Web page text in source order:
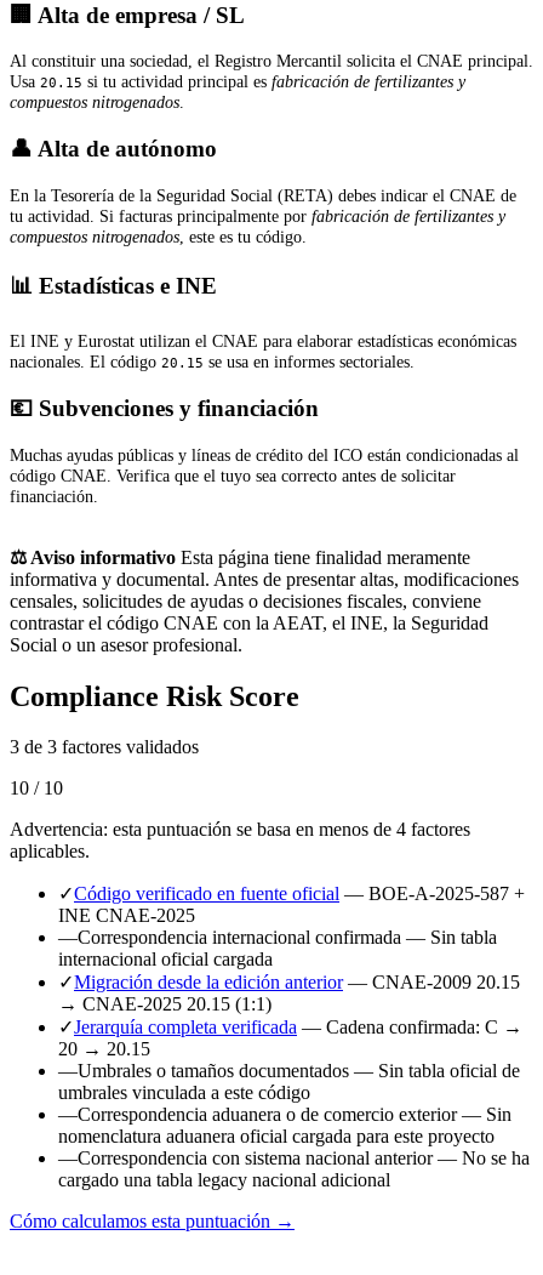
🏢 Alta de empresa / SL
Al constituir una sociedad, el Registro Mercantil solicita el CNAE principal.
Usa 20.15 si tu actividad principal es fabricación de fertilizantes y
compuestos nitrogenados.
👤 Alta de autónomo
En la Tesorería de la Seguridad Social (RETA) debes indicar el CNAE de
tu actividad. Si facturas principalmente por fabricación de fertilizantes y
compuestos nitrogenados , este es tu código.
📊 Estadísticas e INE
El INE y Eurostat utilizan el CNAE para elaborar estadísticas económicas
nacionales. El código 20.15 se usa en informes sectoriales.
💶 Subvenciones y financiación
Muchas ayudas públicas y líneas de crédito del ICO están condicionadas al
código CNAE. Verifica que el tuyo sea correcto antes de solicitar
financiación.
⚖️ Aviso informativo Esta página tiene finalidad meramente
informativa y documental. Antes de presentar altas, modificaciones
censales, solicitudes de ayudas o decisiones fiscales, conviene
contrastar el código CNAE con la AEAT, el INE, la Seguridad
Social o un asesor profesional.
Compliance Risk Score
3 de 3 factores validados
10 / 10
Advertencia: esta puntuación se basa en menos de 4 factores
aplicables.
✓Código verificado en fuente oficial — BOE-A-2025-587 +
INE CNAE-2025
—Correspondencia internacional confirmada — Sin tabla
internacional oficial cargada
✓Migración desde la edición anterior — CNAE-2009 20.15
→ CNAE-2025 20.15 (1:1)
✓Jerarquía completa verificada — Cadena confirmada: C →
20 → 20.15
—Umbrales o tamaños documentados — Sin tabla oficial de
umbrales vinculada a este código
—Correspondencia aduanera o de comercio exterior— Sin
nomenclatura aduanera oficial cargada para este proyecto
—Correspondencia con sistema nacional anterior— No se ha
cargado una tabla legacy nacional adicional
Cómo calculamos esta puntuación →